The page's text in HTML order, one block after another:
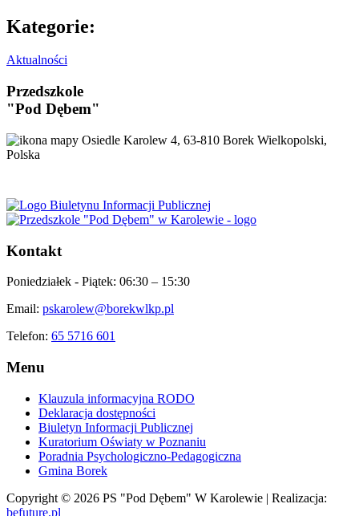
Kategorie:
Aktualności
Przedszkole
"Pod Dębem"
Osiedle Karolew 4, 63-810 Borek Wielkopolski,
Polska
Kontakt
Poniedziałek - Piątek: 06:30 – 15:30
Email: pskarolew@borekwlkp.pl
Telefon: 65 5716 601
Menu
Klauzula informacyjna RODO
Deklaracja dostępności
Biuletyn Informacji Publicznej
Kuratorium Oświaty w Poznaniu
Poradnia Psychologiczno-Pedagogiczna
Gmina Borek
Copyright © 2026 PS "Pod Dębem" W Karolewie | Realizacja:
befuture.pl